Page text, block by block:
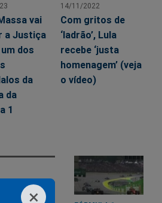
×
vai
a Justiça
dos
da
da
1
14/11/2022
Com gritos de
‘ladrão’, Lula
recebe ‘justa
homenagem’ (veja
o vídeo)